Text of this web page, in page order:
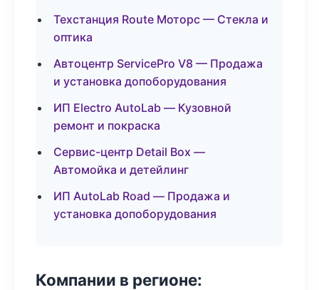
Техстанция Route Моторс — Стекла и
оптика
Автоцентр ServicePro V8 — Продажа
и установка допоборудования
ИП Electro AutoLab — Кузовной
ремонт и покраска
Сервис-центр Detail Box —
Автомойка и детейлинг
ИП AutoLab Road — Продажа и
установка допоборудования
Компании в регионе: